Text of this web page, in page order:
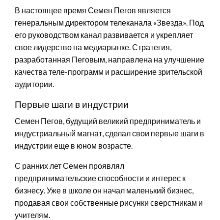
В настоящее время Семен Пегов является
генеральным директором телеканала «Звезда». Под
его руководством канал развивается и укрепляет
свое лидерство на медиарынке. Стратегия,
разработанная Пеговым, направлена на улучшение
качества теле-программ и расширение зрительской
аудитории.
Первые шаги в индустрии
Семен Пегов, будущий великий предприниматель и
индустриальный магнат, сделал свои первые шаги в
индустрии еще в юном возрасте.
С ранних лет Семен проявлял
предпринимательские способности и интерес к
бизнесу. Уже в школе он начал маленький бизнес,
продавая свои собственные рисунки сверстникам и
учителям.